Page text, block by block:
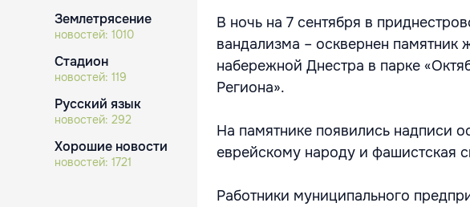
Землетрясение
новостей: 1010
Стадион
новостей: 119
Русский язык
новостей: 292
Хорошие новости
новостей: 1721
В ночь на 7 сентября в
вандализма – осквернен памятник
набережной Днестра в парке
Региона».
На памятнике появились надписи
еврейскому народу и фашистская
Работники муниципального